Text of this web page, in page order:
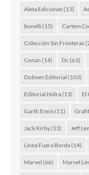
Aleta Ediciones(13)
bonelli(15) Cartem
Colección Sin Fronteras
Conan (14) Dc (63)
Dolmen Editorial (103)
Editorial Hidra(13) El
Garth Ennis(11)
Jack Kirby(13) Jeff
Línea Fuera Borda(14)
Marvel (66) Marvel